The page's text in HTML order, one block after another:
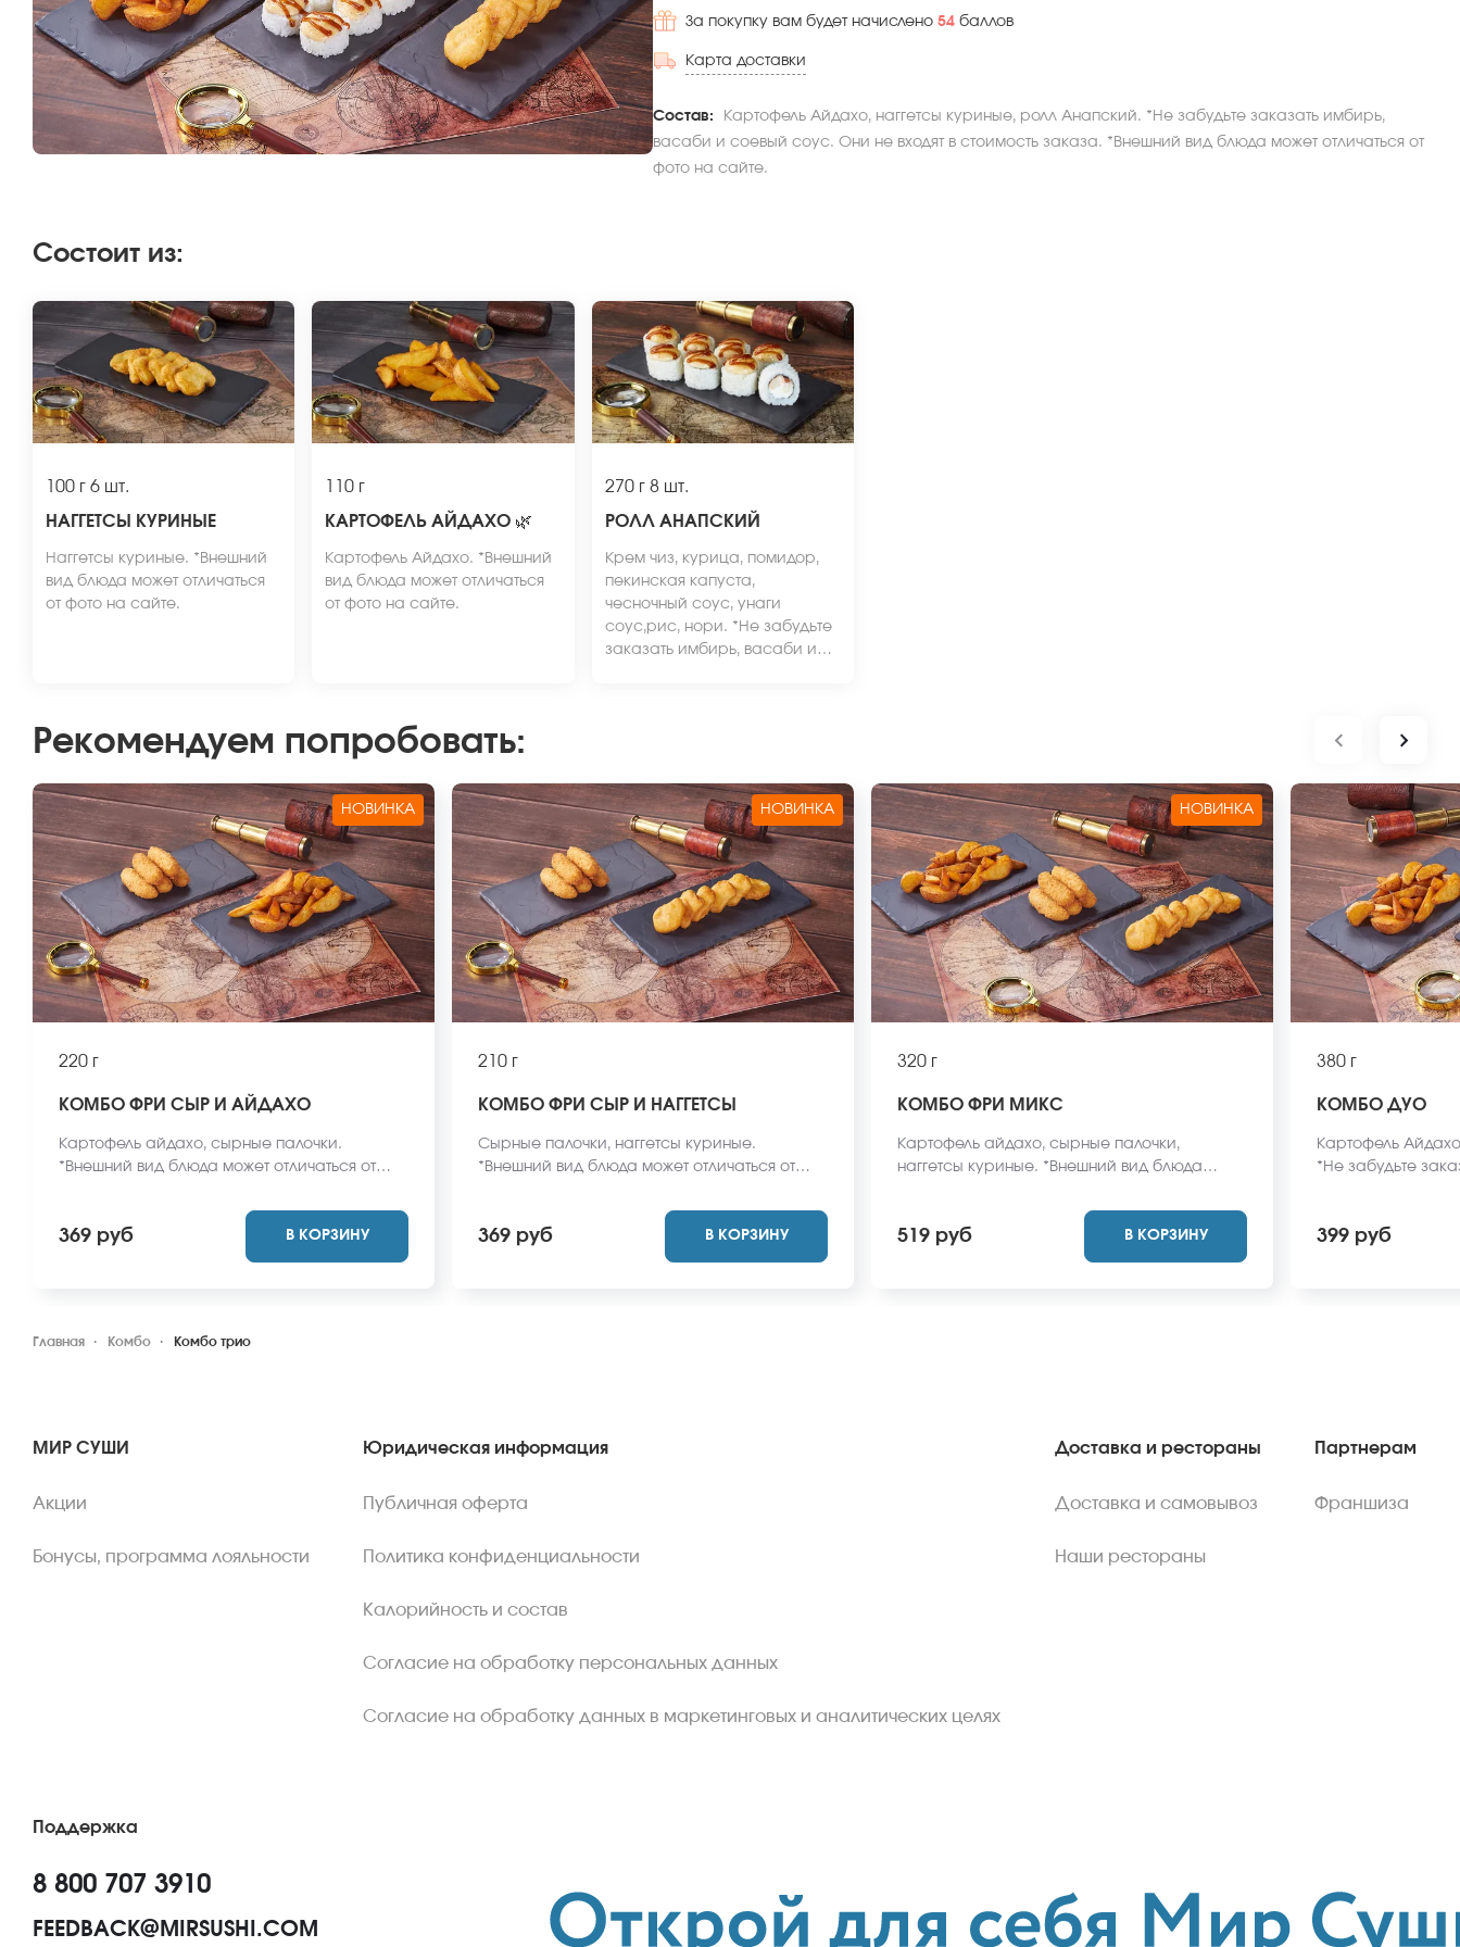
За покупку вам будет начислено 54 баллов
Карта доставки
Состав:
Картофель Айдахо, наггетсы куриные, ролл Анапский. *Не забудьте заказать имбирь,
васаби и соевый соус. Они не входят в стоимость заказа. *Внешний вид блюда может отличаться от
фото на сайте.
Состоит из:
100 г 6 шт.
НАГГЕТСЫ КУРИНЫЕ
Наггетсы куриные. *Внешний
вид блюда может отличаться
от фото на сайте.
110 г
КАРТОФЕЛЬ АЙДАХО 🌿
Картофель Айдахо. *Внешний
вид блюда может отличаться
от фото на сайте.
270 г8 шт.
РОЛЛ АНАПСКИЙ
Крем чиз, курица, помидор,
пекинская капуста,
чесночный соус, унаги
соус,рис, нори. *Не забудьте
заказать имбирь, васаби и
Рекомендуем попробовать:
НОВИНКА
220 г
КОМБО ФРИ СЫР И АЙДАХО
Картофель айдахо, сырные палочки.
*Внешний вид блюда может отличаться от
369 руб В КОРЗИНУ
НОВИНКА
210 г
КОМБО ФРИ СЫР И НАГГЕТСЫ
Сырные палочки, наггетсы куриные.
*Внешний вид блюда может отличаться от
369 руб В КОРЗИНУ
НОВИНКА
320 г
КОМБО ФРИ МИКС
Картофель айдахо, сырные палочки,
наггетсы куриные. *Внешний вид блюда
519 руб В КОРЗИНУ
380 г
КОМБО ДУО
Картофель
*Не забудьте
отличаться от
399 руб
Главная Комбо Комбо трио
МИР СУШИ
Акции
Бонусы, программа лояльности
Юридическая информация
Публичная оферта
Политика конфиденциальности
Калорийность и состав
Согласие на обработку персональных данных
Согласие на обработку данных в маркетинговых и аналитических целях
Доставка и рестораны
Доставка и самовывоз
Наши рестораны
Партнерам
Франшиза
Поддержка
8 800 707 3910
FEEDBACK@MIRSUSHI.COM